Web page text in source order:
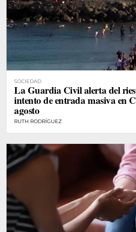
SOCIEDAD
La Guardia Civil alerta del
intento de entrada masiva en
agosto
RUTH RODRÍGUEZ